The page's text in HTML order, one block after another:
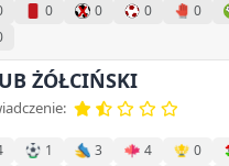
0 0 0 0
ŻÓŁCIŃSKI
1 3 4 0